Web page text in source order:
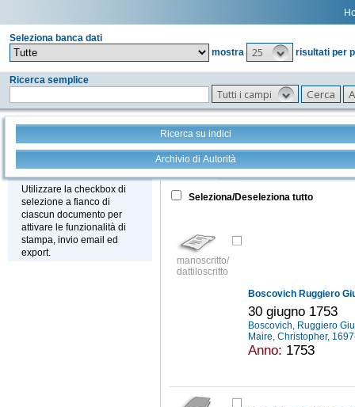
Seleziona banca dati
mostra
25 risultati per
Ricerca semplice
Tutti i campi
Ricerca su indici
Archivio di Autorità
Stampa - Email - Export
Utilizzare la checkbox di
selezione a fianco di
ciascun documento per
attivare le funzionalità di
stampa, invio email ed
export.
Tutto +
Seleziona/Deseleziona tutto
manoscritto/
dattiloscritto
Boscovich Ruggiero
30 giugno 1753
Boscovich, Ruggiero
Maire, Christopher,
Anno: 1753